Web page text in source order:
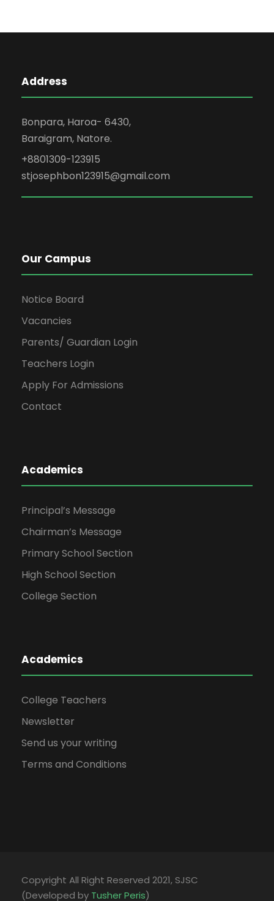
Address
Bonpara, Haroa- 6430,
Baraigram, Natore.
+8801309-123915
stjosephbon123915@gmail.com
Our Campus
Notice Board
Vacancies
Parents/ Guardian Login
Teachers Login
Apply For Admissions
Contact
Academics
Principal’s Message
Chairman’s Message
Primary School Section
High School Section
College Section
Academics
College Teachers
Newsletter
Send us your writing
Terms and Conditions
Copyright All Right Reserved 2021, SJSC
(Developed by Tusher Peris)